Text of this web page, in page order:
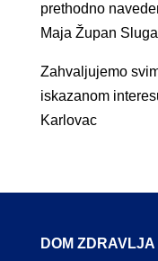
prethodno
Maja Župan
Zahvaljujemo
iskazanom
Karlovac
DOM